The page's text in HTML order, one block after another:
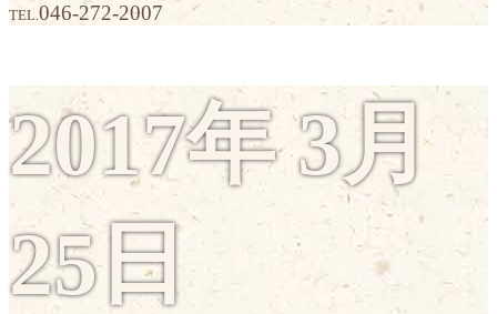
TEL.046-272-2007
2017年 3月
25日